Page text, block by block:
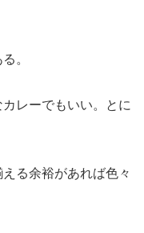
。
レーでもいい。とに
る余裕があれば色々